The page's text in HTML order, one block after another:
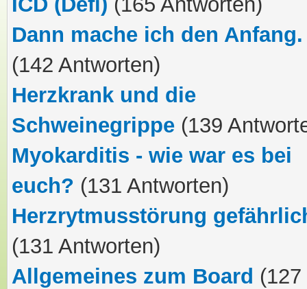
Dann mache ich den Anfang.
(142 Antworten)
Herzkrank und die
Schweinegrippe (139
Myokarditis - wie war es bei
euch? (131 Antworten)
Herzrytmusstörung
(131 Antworten)
Allgemeines zum Board (127